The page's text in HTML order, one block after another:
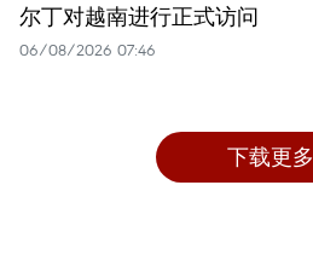
尔丁对越南进行正式访问
06/08/2026 07:46
下载更多